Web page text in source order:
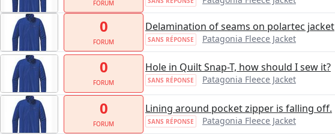
FORUM
0
FORUM
Delamination of seams on polartec jacket
SANS RÉPONSE Patagonia Fleece Jacket
0
FORUM
Hole in Quilt Snap-T, how should I sew it?
SANS RÉPONSE Patagonia Fleece Jacket
0
FORUM
Lining around pocket zipper is falling off.
SANS RÉPONSE Patagonia Fleece Jacket